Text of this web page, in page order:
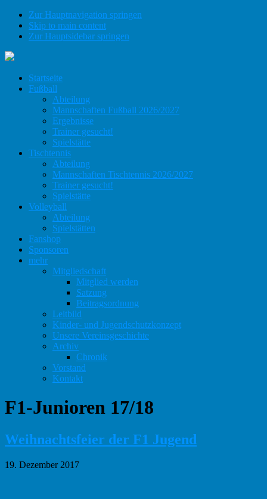
Zur Hauptnavigation springen
Skip to main content
Zur Hauptsidebar springen
Startseite
Fußball
Abteilung
Mannschaften Fußball 2026/2027
Ergebnisse
Trainer gesucht!
Spielstätte
Tischtennis
Abteilung
Mannschaften Tischtennis 2026/2027
Trainer gesucht!
Spielstätte
Volleyball
Abteilung
Spielstätten
Fanshop
Sponsoren
mehr
Mitgliedschaft
Mitglied werden
Satzung
Beitragsordnung
Leitbild
Kinder- und Jugendschutzkonzept
Unsere Vereinsgeschichte
Archiv
Chronik
Vorstand
Kontakt
F1-Junioren 17/18
Weihnachtsfeier der F1 Jugend
19. Dezember 2017